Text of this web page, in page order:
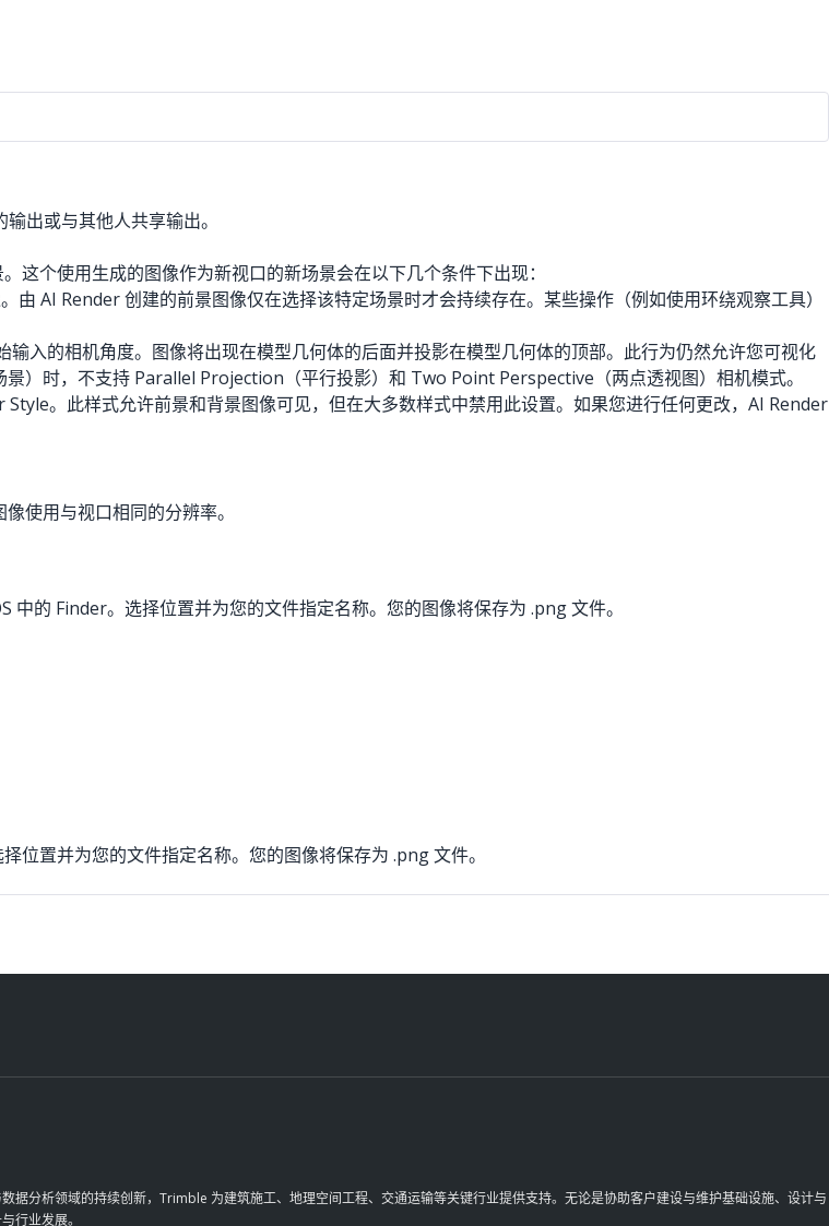
出或与其他人共享输出。
这个使用生成的图像作为新视口的新场景会在以下几个条件下出现：
AI Render 创建的前景图像仅在选择该特定场景时才会持续存在。某些操作（例如使用环绕观察工具）
入的相机角度。图像将出现在模型几何体的后面并投影在模型几何体的顶部。此行为仍然允许您可视化
）时，不支持 Parallel Projection（平行投影）和 Two Point Perspective（两点透视图）相机模式。
。此样式允许前景和背景图像可见，但在大多数样式中禁用此设置。如果您进行任何更改，AI Render
使用与视口相同的分辨率。
的 Finder。选择位置并为您的文件指定名称。您的图像将保存为 .png 文件。
置并为您的文件指定名称。您的图像将保存为 .png 文件。
分析领域的持续创新，Trimble 为建筑施工、地理空间工程、交通运输等关键行业提供支持。无论是协助客户建设与维护基础设施、设计与
行业发展。